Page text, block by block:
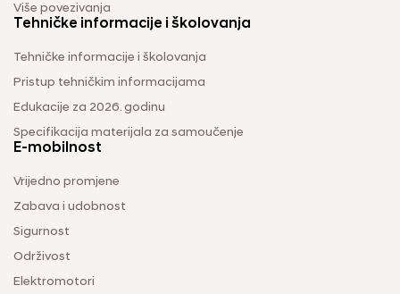
Više povezivanja
Tehničke informacije i školovanja
Tehničke informacije i školovanja
Pristup tehničkim informacijama
Edukacije za 2026. godinu
Specifikacija materijala za samoučenje
E-mobilnost
Vrijedno promjene
Zabava i udobnost
Sigurnost
Održivost
Elektromotori